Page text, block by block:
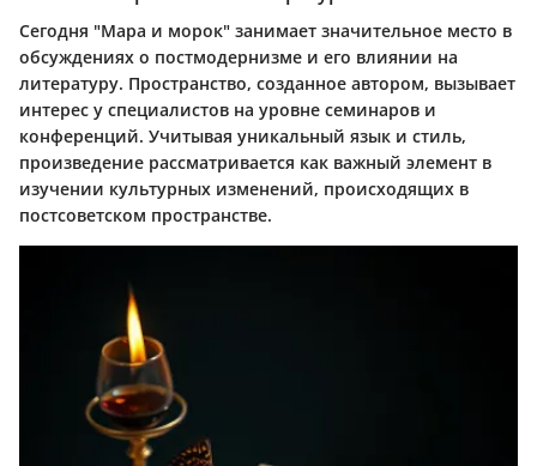
Сегодня "Мара и морок" занимает значительное место в
обсуждениях о постмодернизме и его влиянии на
литературу. Пространство, созданное автором, вызывает
интерес у специалистов на уровне семинаров и
конференций. Учитывая уникальный язык и стиль,
произведение рассматривается как важный элемент в
изучении культурных изменений, происходящих в
постсоветском пространстве.